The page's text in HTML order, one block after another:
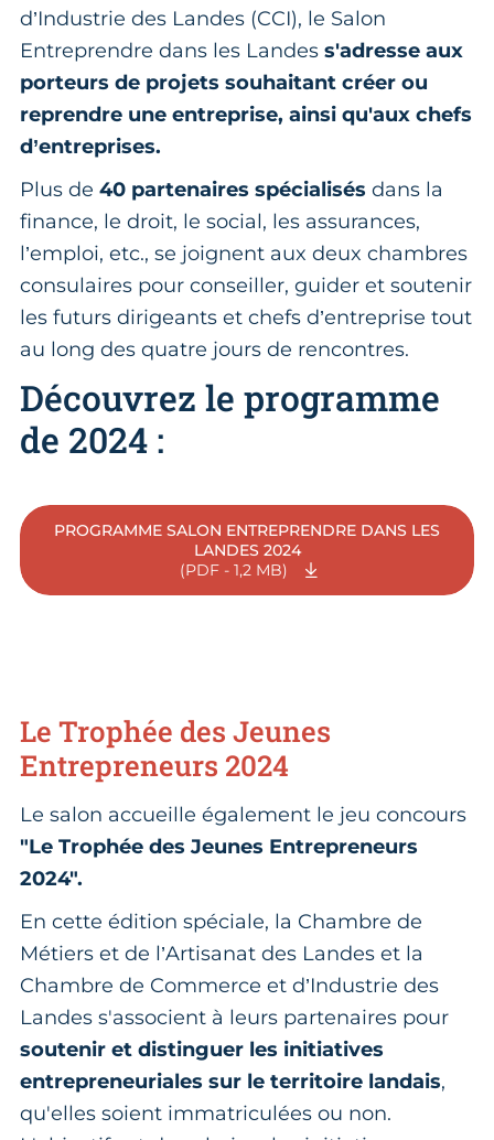
d’Industrie des Landes (CCI), le Salon
Entreprendre dans les Landes s'adresse aux
porteurs de projets souhaitant créer ou
reprendre une entreprise, ainsi qu'aux chefs
d’entreprises.
Plus de 40 partenaires spécialisés dans la
finance, le droit, le social, les assurances,
l’emploi, etc., se joignent aux deux chambres
consulaires pour conseiller, guider et soutenir
les futurs dirigeants et chefs d’entreprise tout
au long des quatre jours de rencontres.
Découvrez le programme
de 2024 :
PROGRAMME SALON ENTREPRENDRE DANS LES
LANDES 2024
(PDF - 1,2 MB)
Le Trophée des Jeunes
Entrepreneurs 2024
Le salon accueille également le jeu concours
"Le Trophée des Jeunes Entrepreneurs
2024".
En cette édition spéciale, la Chambre de
Métiers et de l’Artisanat des Landes et la
Chambre de Commerce et d’Industrie des
Landes s'associent à leurs partenaires pour
soutenir et distinguer les initiatives
entrepreneuriales sur le territoire landais,
qu'elles soient immatriculées ou non.